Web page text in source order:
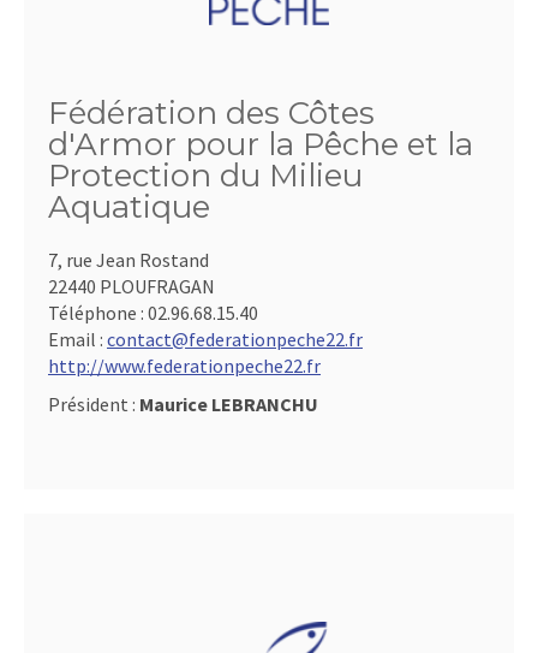
Fédération des Côtes
d'Armor pour la Pêche et la
Protection du Milieu
Aquatique
7, rue Jean Rostand
22440 PLOUFRAGAN
Téléphone : 02.96.68.15.40
Email : contact@federationpeche22.fr
http://www.federationpeche22.fr
Président : Maurice LEBRANCHU